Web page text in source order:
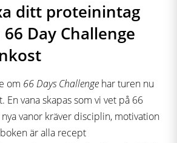
ditt proteinintag
Day Challenge
om 66 Days Challenge har turen nu
vana skapas som vi vet på 66
vanor kräver disciplin, motivation
är alla recept